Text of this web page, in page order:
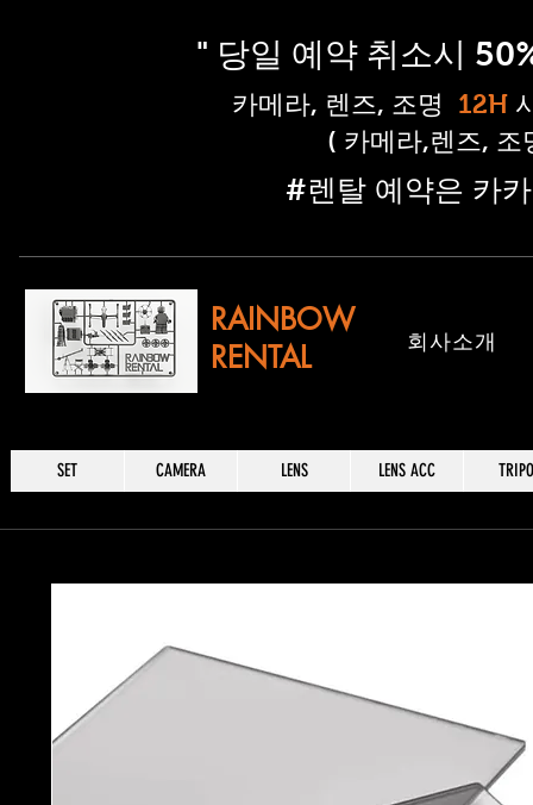
" 당일 예약 취소시
​카메라, 렌즈, 조명 12H
( 카메라,렌즈, 조
​#렌탈 예약은 카
RAINBOW
RENTAL
​회사소개
SET CAMERA LENS LENS ACC